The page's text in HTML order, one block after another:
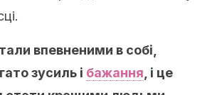
впевненими в собі,
зусиль і бажання , і це